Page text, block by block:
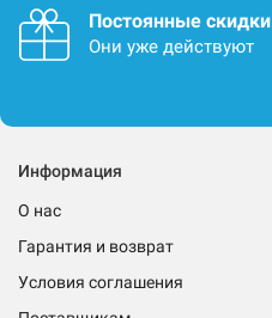
Постоянные скидки
Они уже действуют
Информация
О нас
Гарантия и возврат
Условия соглашения